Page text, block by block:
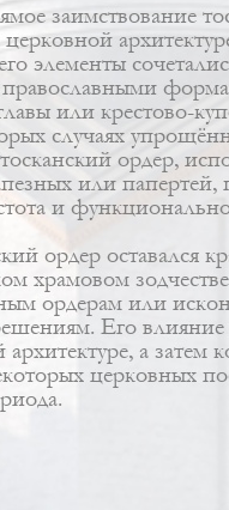
заимствование
церковной
элементы
или крестово-
случаях
ордер,
или папертей,
и
ордер оставался
храмовом
ордерам или
Его влияние
архитектуре, а затем
церковных